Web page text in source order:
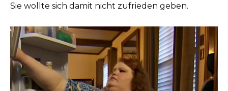
Sie wollte sich damit nicht zufrieden geben.